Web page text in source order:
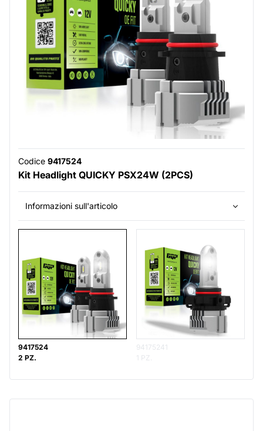
Codice 9417524
Kit Headlight QUICKY PSX24W (2PCS)
Informazioni sull'articolo
9417524
2 PZ.
94175241
1 PZ.